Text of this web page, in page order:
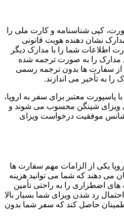
کپی شناسنامه و کارت ملی را
مدارک نشان دهنده هویت قانونی
شما را با مدارک دیگر
مدارک را به صورت ترجمه شده
از سفارت ها بدون ترجمه رسمی
به تأخیر می اندازند.
پاسپورت معتبر برای سفر به اروپا،
ویزای شینگن محسوب می شوند و
موفقیت درخواست ویزای
یکی از الزامات مهم سفارت ها
می دهند که شما می توانید هزینه
های اضطراری را به راحتی تأمین
رد شدن ویزای شما بسیار بالا
حاصل کند که سفر شما بدون